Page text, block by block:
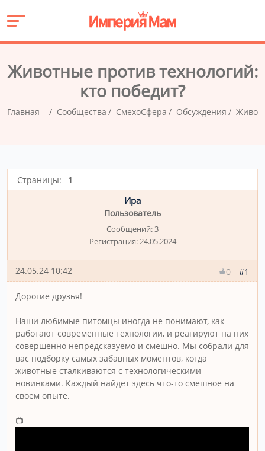
Животные против технологий:
кто победит?
Главная Сообщества СмехоСфера Обсуждения
Страницы: 1
Ира
Пользователь
Сообщений:3
Регистрация:24.05.2024
#1
0
24.05.24 10:42
Дорогие друзья!
Наши любимые питомцы иногда не понимают, как
работают современные технологии, и реагируют на них
совершенно непредсказуемо и смешно. Мы собрали для
вас подборку самых забавных моментов, когда
животные сталкиваются с технологическими
новинками. Каждый найдет здесь что-то смешное на
своем опыте.
📺